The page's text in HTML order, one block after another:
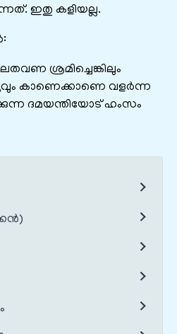
ഇതു കളിയല്ല.
ശ്രമിച്ചെങ്കിലും
കാണെക്കാണെ വളർന്ന
ദമയന്തിയോട്‌ ഹംസം